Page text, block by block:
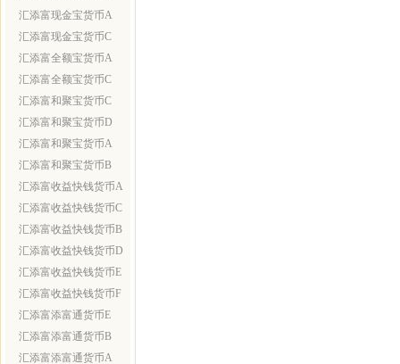
汇添富现金宝货币A
汇添富现金宝货币C
汇添富全额宝货币A
汇添富全额宝货币C
汇添富和聚宝货币C
汇添富和聚宝货币D
汇添富和聚宝货币A
汇添富和聚宝货币B
汇添富收益快钱货币A
汇添富收益快钱货币C
汇添富收益快钱货币B
汇添富收益快钱货币D
汇添富收益快钱货币E
汇添富收益快钱货币F
汇添富添富通货币E
汇添富添富通货币B
汇添富添富通货币A